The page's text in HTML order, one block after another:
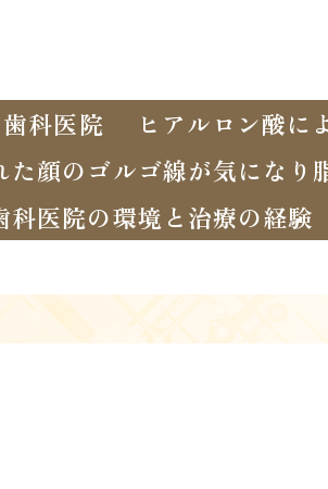
科医院
ヒアルロン酸に
た顔のゴルゴ線が気になり
科医院の環境と治療の経験